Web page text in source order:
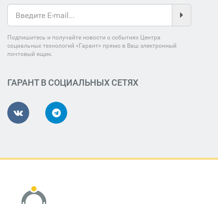
Подпишитесь и получайте новости о событиях Центра
социальных технологий «Гарант» прямо в Ваш электронный
почтовый ящик.
ГАРАНТ В СОЦИАЛЬНЫХ СЕТЯХ